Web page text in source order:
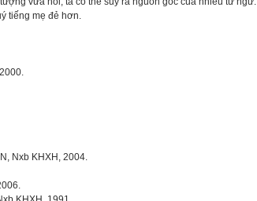
tiếng mẹ đẻ hơn.
Nxb KHXH, 2004.